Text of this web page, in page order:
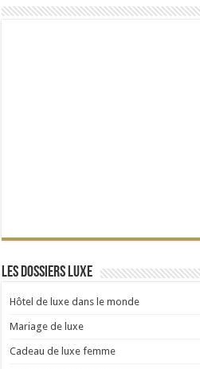
Les dossiers Luxe
Hôtel de luxe dans le monde
Mariage de luxe
Cadeau de luxe femme